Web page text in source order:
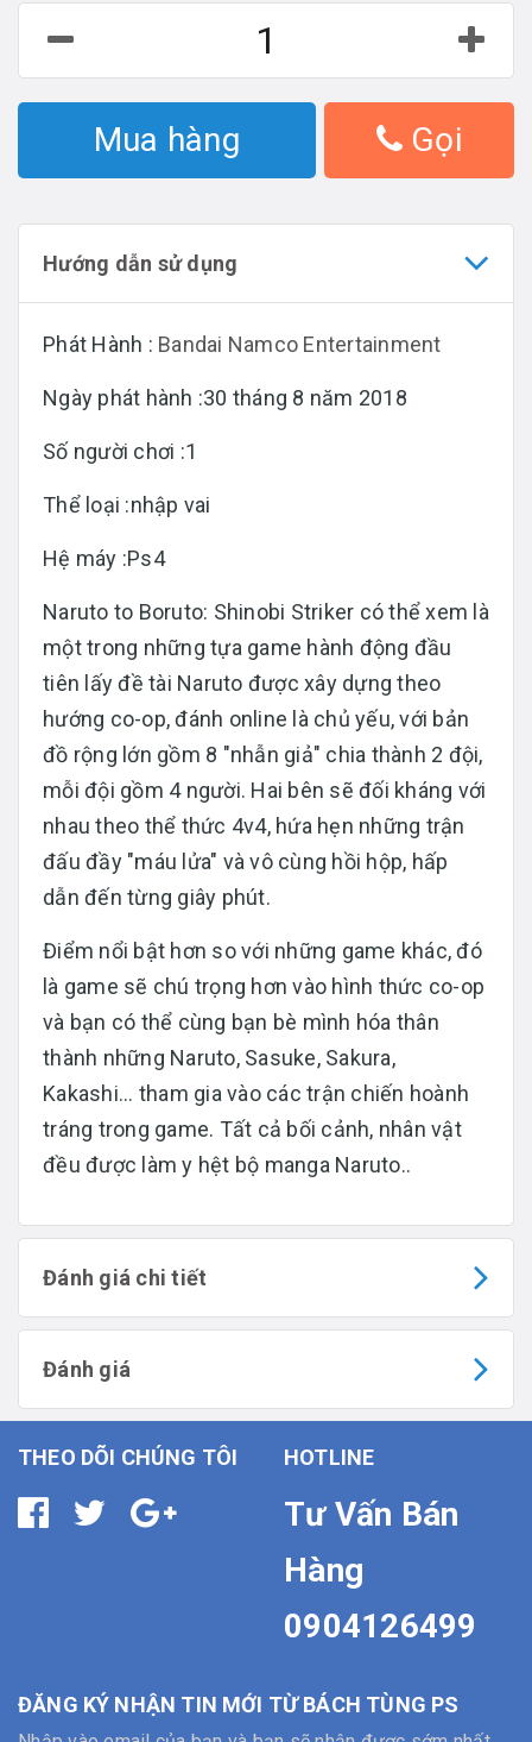
Mua hàng Gọi
Hướng dẫn sử dụng
Phát Hành : Bandai Namco Entertainment
Ngày phát hành :30 tháng 8 năm 2018
Số người chơi :1
Thể loại :nhập vai
Hệ máy :Ps4
Naruto to Boruto: Shinobi Striker có thể xem là
một trong những tựa game hành động đầu
tiên lấy đề tài Naruto được xây dựng theo
hướng co-op, đánh online là chủ yếu, với bản
đồ rộng lớn gồm 8 "nhẫn giả" chia thành 2 đội,
mỗi đội gồm 4 người. Hai bên sẽ đối kháng với
nhau theo thể thức 4v4, hứa hẹn những trận
đấu đầy "máu lửa" và vô cùng hồi hộp, hấp
dẫn đến từng giây phút.
Điểm nổi bật hơn so với những game khác, đó
là game sẽ chú trọng hơn vào hình thức co-op
và bạn có thể cùng bạn bè mình hóa thân
thành những Naruto, Sasuke, Sakura,
Kakashi... tham gia vào các trận chiến hoành
tráng trong game. Tất cả bối cảnh, nhân vật
đều được làm y hệt bộ manga Naruto..
Đánh giá chi tiết
Đánh giá
THEO DÕI CHÚNG TÔI HOTLINE
Tư Vấn Bán
Hàng
0904126499
ĐĂNG KÝ NHẬN TIN MỚI TỪ BÁCH TÙNG PS